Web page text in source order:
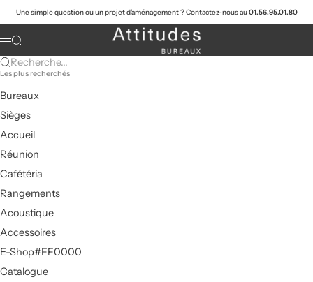
Une simple question ou un projet d'aménagement ? Contactez-nous au01.56.95.01.80
Attitudes Bureaux
Menu
Recherche
Recherche...
Les plus recherchés
Bureaux
Sièges
Accueil
Réunion
Cafétéria
Rangements
Acoustique
Accessoires
E-Shop#FF0000
Catalogue